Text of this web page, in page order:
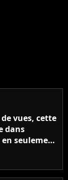
vues, cette
dans
seulement